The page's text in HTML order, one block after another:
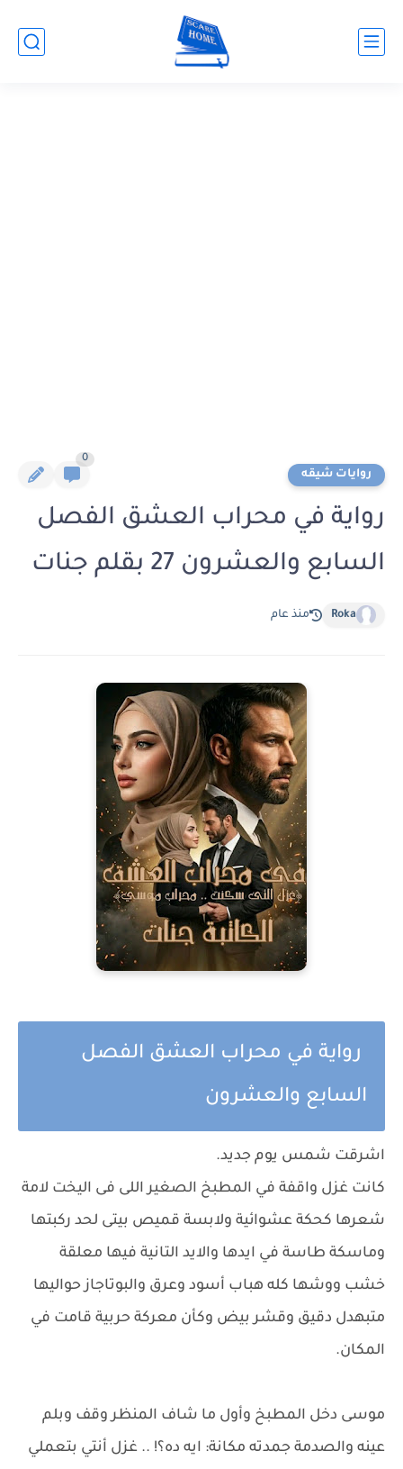
روايات شيقه
0
رواية في محراب العشق الفصل
السابع والعشرون 27 بقلم جنات
Roka منذ عام
رواية في محراب العشق الفصل
السابع والعشرون
اشرقت شمس يوم جديد.
كانت غزل واقفة في المطبخ الصغير اللى فى اليخت لامة
شعرها كحكة عشوائية ولابسة قميص بيتى لحد ركبتها
وماسكة طاسة في ايدها والايد التانية فيها معلقة
خشب ووشها كله هباب أسود وعرق والبوتاجاز حواليها
متبهدل دقيق وقشر بيض وكأن معركة حربية قامت في
المكان.
موسى دخل المطبخ وأول ما شاف المنظر وقف وبلم
عينه والصدمة جمدته مكانة: ايه ده؟! .. غزل أنتي بتعملي